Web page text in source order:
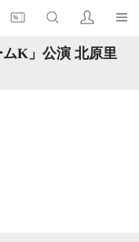
ムK」公演 北原里